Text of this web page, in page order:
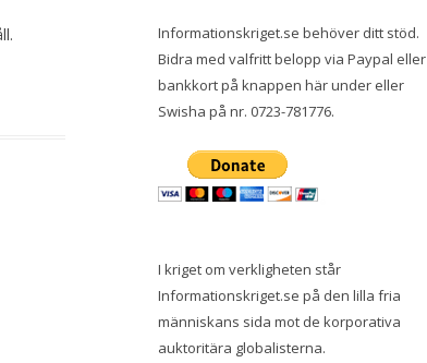
Informationskriget.se behöver ditt stöd.
Bidra med valfritt belopp via Paypal eller
bankkort på knappen här under eller
Swisha på nr. 0723-781776.
I kriget om verkligheten står
Informationskriget.se på den lilla fria
människans sida mot de korporativa
auktoritära globalisterna.